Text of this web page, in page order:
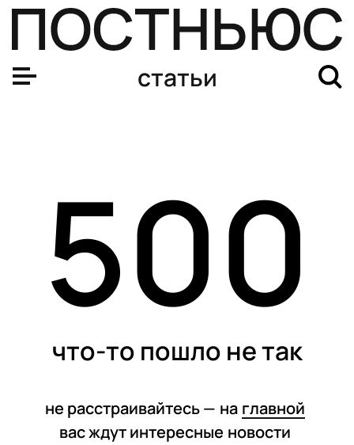
статьи
500
что-то пошло не так
не расстраивайтесь — на главной
вас ждут интересные новости